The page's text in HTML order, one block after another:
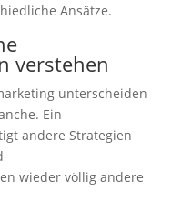
Ansätze.
verstehen
unterscheiden
Ein
andere Strategien
wieder völlig andere